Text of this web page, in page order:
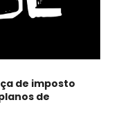
de imposto
de